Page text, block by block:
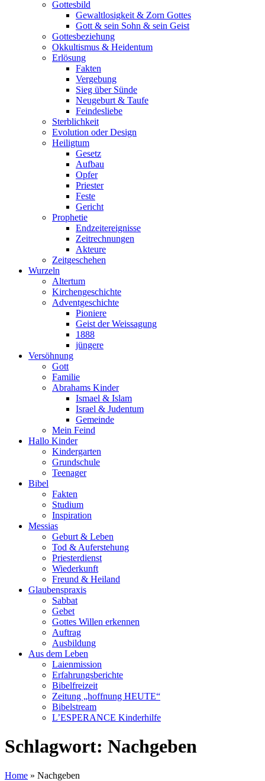
Gottesbild
Gewaltlosigkeit & Zorn Gottes
Gott & sein Sohn & sein Geist
Gottesbeziehung
Okkultismus & Heidentum
Erlösung
Fakten
Vergebung
Sieg über Sünde
Neugeburt & Taufe
Feindesliebe
Sterblichkeit
Evolution oder Design
Heiligtum
Gesetz
Aufbau
Opfer
Priester
Feste
Gericht
Prophetie
Endzeitereignisse
Zeitrechnungen
Akteure
Zeitgeschehen
Wurzeln
Altertum
Kirchengeschichte
Adventgeschichte
Pioniere
Geist der Weissagung
1888
jüngere
Versöhnung
Gott
Familie
Abrahams Kinder
Ismael & Islam
Israel & Judentum
Gemeinde
Mein Feind
Hallo Kinder
Kindergarten
Grundschule
Teenager
Bibel
Fakten
Studium
Inspiration
Messias
Geburt & Leben
Tod & Auferstehung
Priesterdienst
Wiederkunft
Freund & Heiland
Glaubenspraxis
Sabbat
Gebet
Gottes Willen erkennen
Auftrag
Ausbildung
Aus dem Leben
Laienmission
Erfahrungsberichte
Bibelfreizeit
Zeitung „hoffnung HEUTE“
Bibelstream
L’ESPERANCE Kinderhilfe
Schlagwort: Nachgeben
Home » Nachgeben